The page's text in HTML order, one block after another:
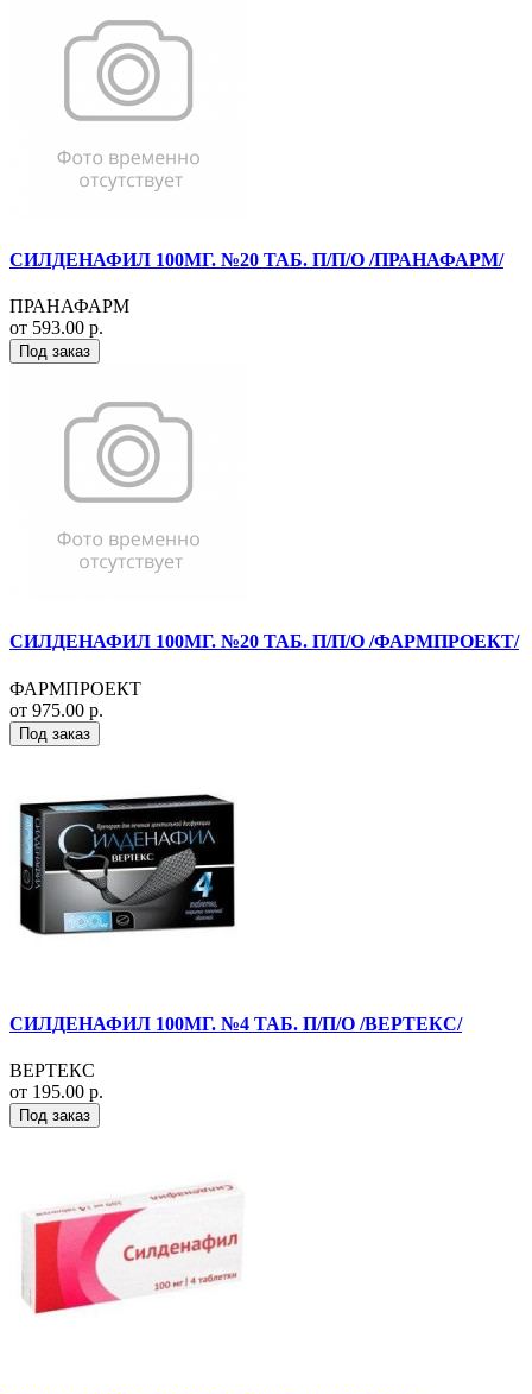
СИЛДЕНАФИЛ 100МГ. №20 ТАБ. П/П/О /ПРАНАФАРМ/
ПРАНАФАРМ
от 593.00 р.
Под заказ
СИЛДЕНАФИЛ 100МГ. №20 ТАБ. П/П/О /ФАРМПРОЕКТ/
ФАРМПРОЕКТ
от 975.00 р.
Под заказ
СИЛДЕНАФИЛ 100МГ. №4 ТАБ. П/П/О /ВЕРТЕКС/
ВЕРТЕКС
от 195.00 р.
Под заказ